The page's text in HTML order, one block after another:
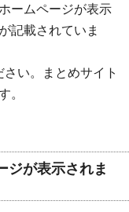
ームページが表示
記載されていま
い。まとめサイト
。
ジが表示されま